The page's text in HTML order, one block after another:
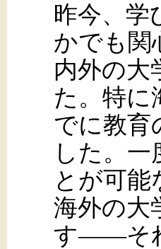
昨今、学
かでも関
内外の大
た。特に
でに教育
した。
とが可
海外の大
す――そ